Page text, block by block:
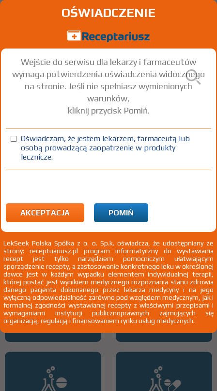
® ; -forte - (IR)
Co-trimoxazole
tabl. 960 mg 10 szt. Doustnie
100%
50%(1) 75+(2) DZ(3)
wskazania przy opisie leku) Wskazania pozarejestracyjne: Zakażenia
u pacjentów po przeszczepie szpiku profilaktyka; zakażenia u
pacjentów leczonych cyklofosfamidem - profilaktyka
wskazania chpl.
2)Pacjenci 65+
3)Pacjenci do ukończenia 18 roku życia
Wszystkie dawki leku ATC
OŚWIADCZENIE
Wejście do serwisu dla lekarzy i farmaceutów
wymaga potwierdzenia oświadczenia widocznego
na stronie. Jeśli nie spełniasz wymienionych
warunków,
kliknij przycisk Pomiń.
Oświadczam, że jestem lekarzem, farmaceutą lub
osobą prowadzącą zaopatrzenie w produkty
lecznicze.
AKCEPTACJA POMIŃ
LekSeek Polska Spółka z o. o. Sp.k. oświadcza, że udostępniany ze
strony: receptuariusz.pl program informatyczny do wystawiania
recept jest tylko narzędziem pomocniczym ułatwiającym
sporządzenie recepty, a zastosowanie konkretnego leku w określonej
dawce jest w każdym wypadku elementem indywidualnej terapii,
której postać jest wynikiem medycznego rozpoznania stanu zdrowia
danego pacjenta dokonanego przez lekarza medycyny i na jego
wyłączną odpowiedzialność zarówno pod względem medycznym, jak i
formalnej zgodności wystawianej recepty z właściwymi przepisami i
wymaganiami instytucji publicznoprawnych zajmujących się
organizacją, regulacją i finansowaniem rynku usług medycznych.